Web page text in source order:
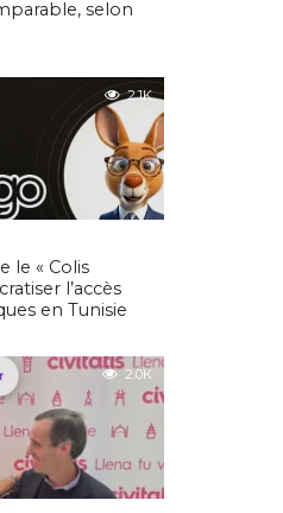
selon
2.1K
le « Colis
l’accès
en Tunisie
2.0K